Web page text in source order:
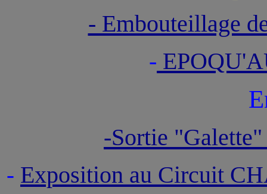
- Embouteillage
-
-Sortie
- Exposition au Circuit